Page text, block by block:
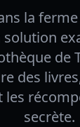
la ferme
solution
de
des
les
secrète.